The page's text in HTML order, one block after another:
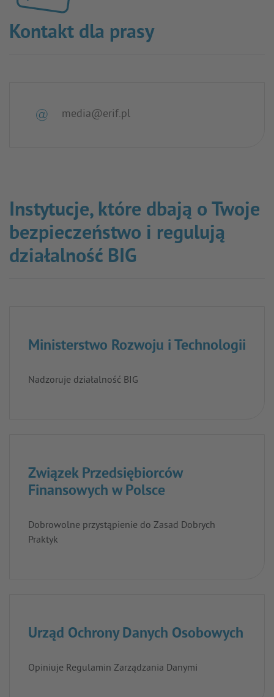
Kontakt dla prasy
media@erif.pl
Instytucje, które dbają o Twoje
bezpieczeństwo i regulują
działalność BIG
Ministerstwo Rozwoju i Technologii
Nadzoruje działalność BIG
Związek Przedsiębiorców
Finansowych w Polsce
Dobrowolne przystąpienie do Zasad Dobrych
Praktyk
Urząd Ochrony Danych Osobowych
Opiniuje Regulamin Zarządzania Danymi